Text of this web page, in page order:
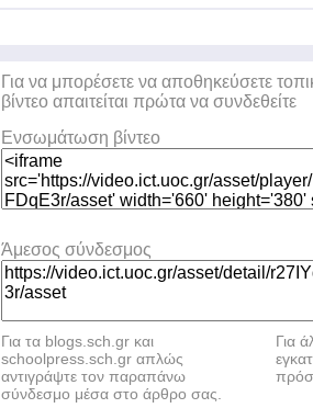
Για να μπορέσετε να αποθηκεύσετε
βίντεο απαιτείται πρώτα να συνδεθείτε
Ενσωμάτωση βίντεο
Άμεσος σύνδεσμος
Για τα blogs.sch.gr και
schoolpress.sch.gr απλώς
αντιγράψτε τον παραπάνω
σύνδεσμο μέσα στο άρθρο σας.
Για